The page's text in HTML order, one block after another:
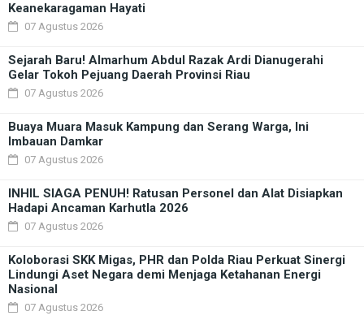
Keanekaragaman Hayati
07 Agustus 2026
Sejarah Baru! Almarhum Abdul Razak Ardi Dianugerahi
Gelar Tokoh Pejuang Daerah Provinsi Riau
07 Agustus 2026
Buaya Muara Masuk Kampung dan Serang Warga, Ini
Imbauan Damkar
07 Agustus 2026
INHIL SIAGA PENUH! Ratusan Personel dan Alat Disiapkan
Hadapi Ancaman Karhutla 2026
07 Agustus 2026
Koloborasi SKK Migas, PHR dan Polda Riau Perkuat Sinergi
Lindungi Aset Negara demi Menjaga Ketahanan Energi
Nasional
07 Agustus 2026